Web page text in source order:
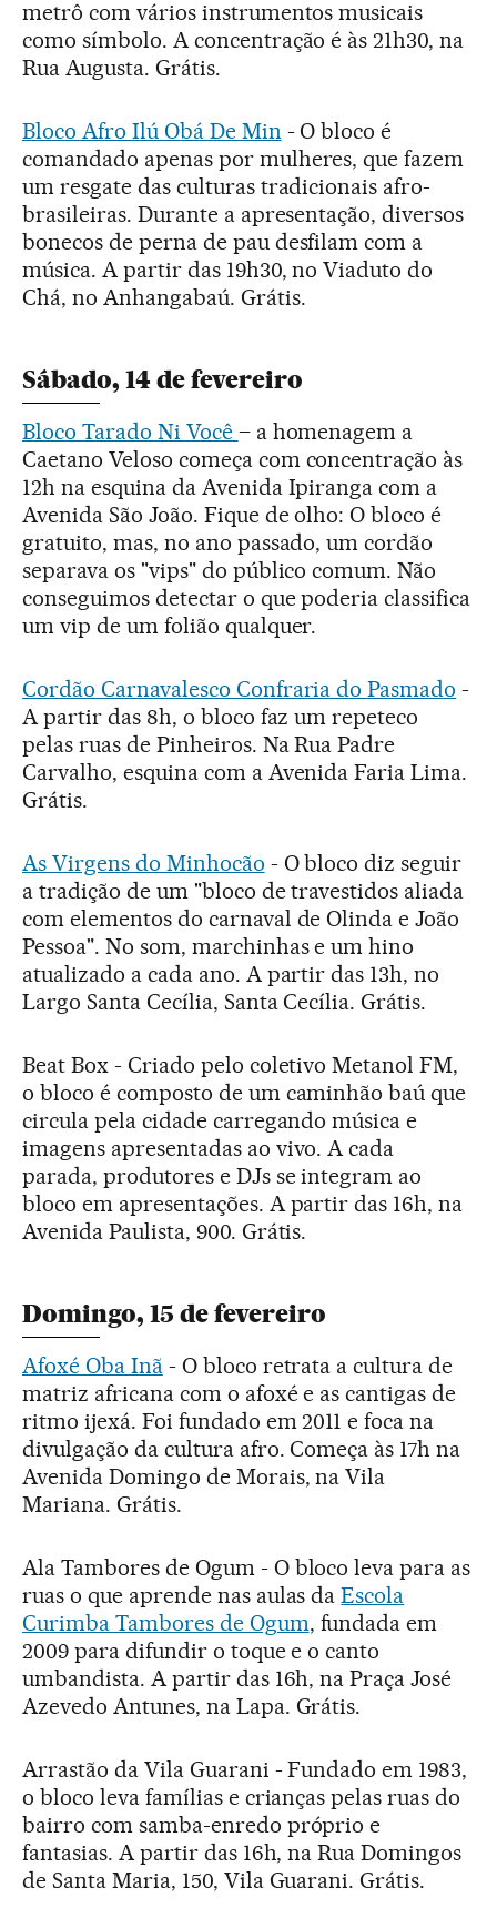
metrô com vários instrumentos musicais
como símbolo. A concentração é às 21h30, na
Rua Augusta. Grátis.
Bloco Afro Ilú Obá De Min - O bloco é
comandado apenas por mulheres, que fazem
um resgate das culturas tradicionais afro-
brasileiras. Durante a apresentação, diversos
bonecos de perna de pau desfilam com a
música. A partir das 19h30, no Viaduto do
Chá, no Anhangabaú. Grátis.
Sábado, 14 de fevereiro
Bloco Tarado Ni Você – a homenagem a
Caetano Veloso começa com concentração às
12h na esquina da Avenida Ipiranga com a
Avenida São João. Fique de olho: O bloco é
gratuito, mas, no ano passado, um cordão
separava os "vips" do público comum. Não
conseguimos detectar o que poderia classifica
um vip de um folião qualquer.
Cordão Carnavalesco Confraria do Pasmado -
A partir das 8h, o bloco faz um repeteco
pelas ruas de Pinheiros. Na Rua Padre
Carvalho, esquina com a Avenida Faria Lima.
Grátis.
As Virgens do Minhocão - O bloco diz seguir
a tradição de um "bloco de travestidos aliada
com elementos do carnaval de Olinda e João
Pessoa". No som, marchinhas e um hino
atualizado a cada ano. A partir das 13h, no
Largo Santa Cecília, Santa Cecília. Grátis.
Beat Box - Criado pelo coletivo Metanol FM,
o bloco é composto de um caminhão baú que
circula pela cidade carregando música e
imagens apresentadas ao vivo. A cada
parada, produtores e DJs se integram ao
bloco em apresentações. A partir das 16h, na
Avenida Paulista, 900. Grátis.
Domingo, 15 de fevereiro
Afoxé Oba Inã- O bloco retrata a cultura de
matriz africana com o afoxé e as cantigas de
ritmo ijexá. Foi fundado em 2011 e foca na
divulgação da cultura afro. Começa às 17h na
Avenida Domingo de Morais, na Vila
Mariana. Grátis.
Ala Tambores de Ogum - O bloco leva para as
ruas o que aprende nas aulas daEscola
Curimba Tambores de Ogum, fundada em
2009 para difundir o toque e o canto
umbandista. A partir das 16h, na Praça José
Azevedo Antunes, na Lapa. Grátis.
Arrastão da Vila Guarani - Fundado em 1983,
o bloco leva famílias e crianças pelas ruas do
bairro com samba-enredo próprio e
fantasias. A partir das 16h, na Rua Domingos
de Santa Maria, 150, Vila Guarani. Grátis.